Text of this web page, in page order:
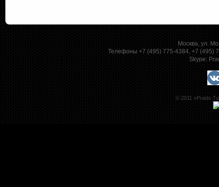
Москва, ул.
Телефоны +7 (495) 775-4384, +7 (495)
Skype:
© 2011 «Prado-